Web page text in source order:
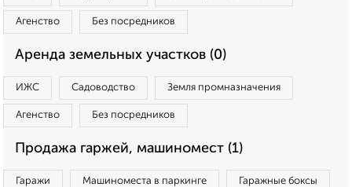
Агенство Без посредников
Аренда земельных участков (0)
ИЖС Садоводство Земля промназначения
Агенство Без посредников
Продажа гаржей, машиномест (1)
Гаражи Машиноместа в паркинге Гаражные боксы